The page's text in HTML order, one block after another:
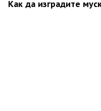
Как да изградите